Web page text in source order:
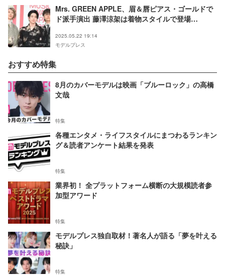
Mrs. GREEN APPLE、眉＆唇ピアス・ゴールドで
ド派手演出 藤澤涼架は着物スタイルで登場
2025.05.22 19:14
モデルプレス
おすすめ特集
8月のカバーモデルは映画「ブルーロック」の高橋
文哉
特集
各種エンタメ・ライフスタイルにまつわるランキン
グ＆読者アンケート結果を発表
特集
業界初！ 全プラットフォーム横断の大規模読者参
加型アワード
特集
モデルプレス独自取材！著名人が語る「夢を叶える
秘訣」
特集